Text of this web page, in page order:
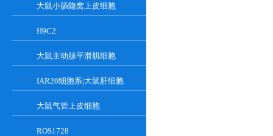
大鼠小肠隐窝上皮细胞
H9C2
大鼠主动脉平滑肌细胞
IAR20细胞系|大鼠肝细胞
大鼠气管上皮细胞
ROS1728